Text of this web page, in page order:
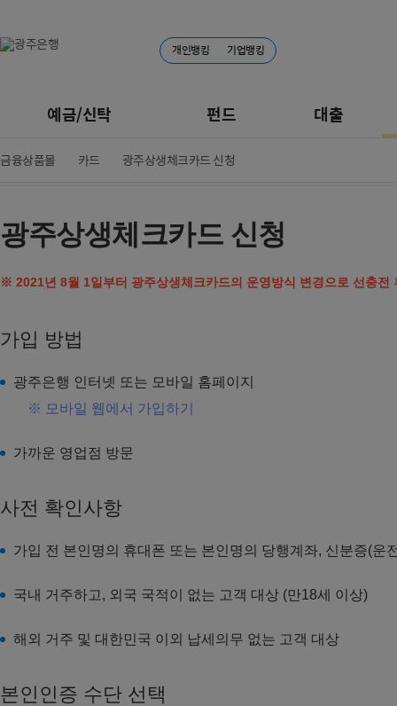
스
개인뱅킹 기업뱅킹
예금/신탁 펀드 대출
금융상품몰 카드 광주상생체크카드 신청
광주상생체크카드 신청
※ 2021년 8월 1일부터 광주상생체크카드의 운영방식 변경으로 선충전
가입 방법
광주은행 인터넷 또는 모바일 홈페이지
※ 모바일 웹에서 가입하기
가까운 영업점 방문
사전 확인사항
가입 전 본인명의 휴대폰 또는 본인명의 당행계좌, 신분증(운
국내 거주하고, 외국 국적이 없는 고객 대상 (만18세 이상)
해외 거주 및 대한민국 이외 납세의무 없는 고객 대상
본인인증 수단 선택